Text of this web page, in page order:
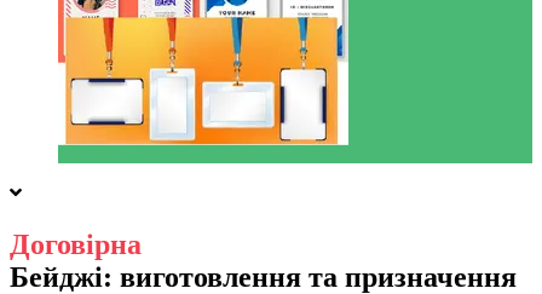
Договірна
Бейджі: виготовлення та призначення